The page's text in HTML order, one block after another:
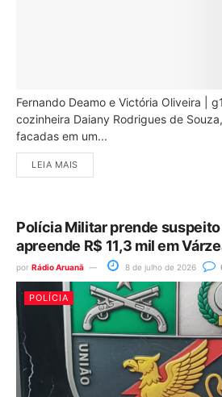
Fernando Deamo e Victória Oliveira |
cozinheira Daiany Rodrigues de
facadas em um...
LEIA MAIS
Polícia Militar prende
apreende R$ 11,3 mil em
por Rádio Aruanã 8 de julho de 2026
POLÍCIA